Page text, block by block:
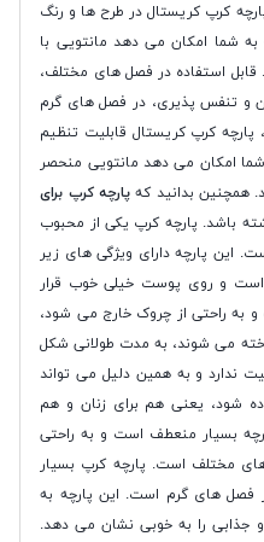
کرپ کریستال در طرح ها و رنگ
شما امکان می دهد مانتویی با
قابل استفاده در فصل های مختلف،
و تنفس پذیری، در فصل های گرم
پارچه کرپ کریستال قابلیت تنظیم
شما امکان می دهد مانتویی منحصر
همچنین بدانید کهپارچه کرپ برای
باشد. پارچه کرپ یکی از محبوب
این پارچه دارای ویژگی های زیر
و روی پوست خیلی خوب قرار
به راحتی از چروک خارج می شود،
می شوند، به مدت طولانی شکل
ندارد و به همین دلیل می تواند
شود، یعنی هم برای زنان و هم
بسیار منعطف است و به راحتی
مختلف است. پارچه کرپ بسیار
های گرم است. این پارچه به
جذابی را به خوبی نشان می دهد.